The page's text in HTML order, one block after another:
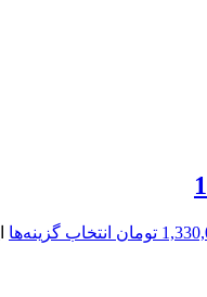
انتخاب گزینه‌ها